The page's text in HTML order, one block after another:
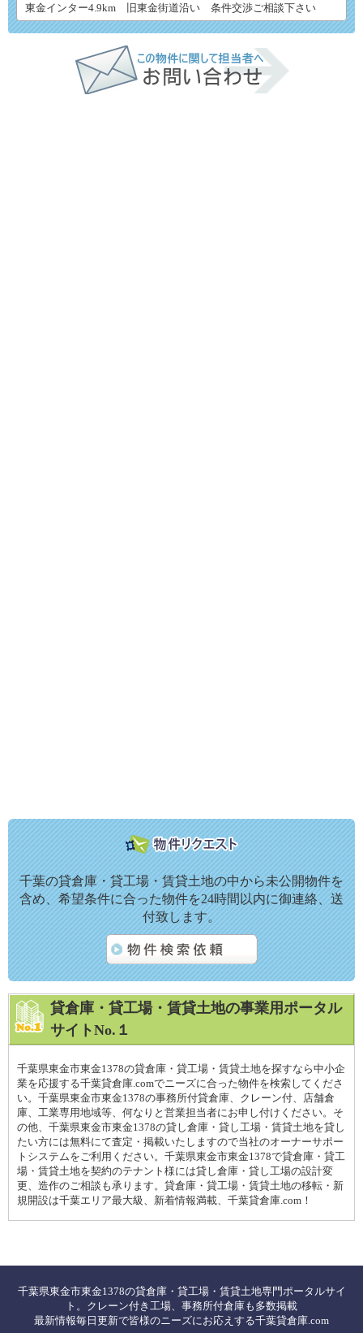
東金インター4.9km 旧東金街道沿い 条件交渉ご相談下さい
千葉の貸倉庫・貸工場・賃貸土地の中から未公開物件を
含め、希望条件に合った物件を24時間以内に御連絡、送
付致します。
貸倉庫・貸工場・賃貸土地の事業用ポータル
サイトNo.１
千葉県東金市東金1378の貸倉庫・貸工場・賃貸土地を探すなら中小企
業を応援する千葉貸倉庫.comでニーズに合った物件を検索してくださ
い。千葉県東金市東金1378の事務所付貸倉庫、クレーン付、店舗倉
庫、工業専用地域等、何なりと営業担当者にお申し付けください。そ
の他、千葉県東金市東金1378の貸し倉庫・貸し工場・賃貸土地を貸し
たい方には無料にて査定・掲載いたしますので当社のオーナーサポー
トシステムをご利用ください。千葉県東金市東金1378で貸倉庫・貸工
場・賃貸土地を契約のテナント様には貸し倉庫・貸し工場の設計変
更、造作のご相談も承ります。貸倉庫・貸工場・賃貸土地の移転・新
規開設は千葉エリア最大級、新着情報満載、千葉貸倉庫.com！
千葉県東金市東金1378の貸倉庫・貸工場・賃貸土地専門ポータルサイ
ト。クレーン付き工場、事務所付倉庫も多数掲載
最新情報毎日更新で皆様のニーズにお応えする千葉貸倉庫.com